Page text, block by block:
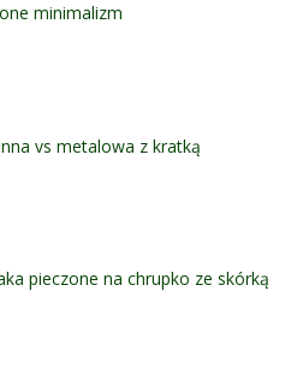
minimalizm
vs metalowa z kratką
pieczone na chrupko ze skórką